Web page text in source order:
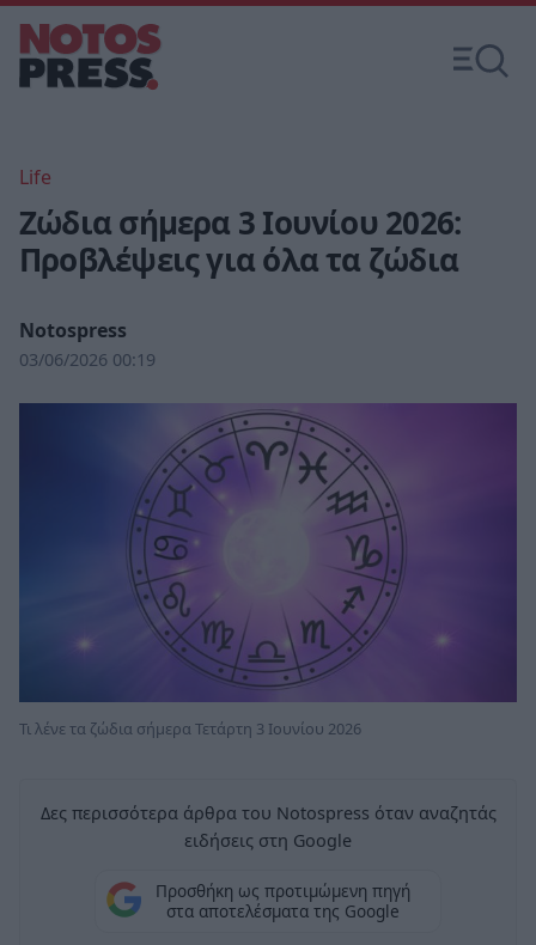
Life
Ζώδια σήμερα 3 Ιουνίου 2026:
Προβλέψεις για όλα τα ζώδια
Notospress
03/06/2026 00:19
Τι λένε τα ζώδια σήμερα Τετάρτη 3 Ιουνίου 2026
Δες περισσότερα άρθρα του Notospress όταν αναζητάς
ειδήσεις στη Google
Προσθήκη ως προτιμώμενη πηγή
στα αποτελέσματα της Google